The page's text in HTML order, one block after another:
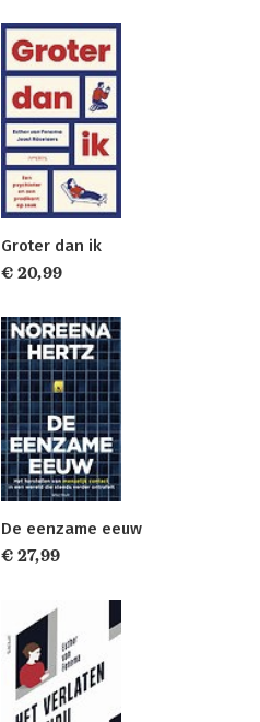
Groter dan ik
€ 20,99
De eenzame eeuw
€ 27,99